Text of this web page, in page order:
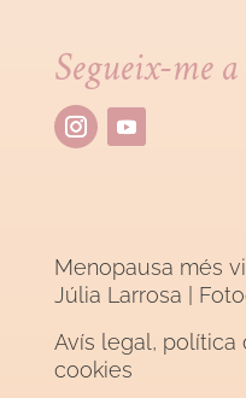
Segueix-me
Menopausa més
Júlia Larrosa |
Avís legal, política
cookies